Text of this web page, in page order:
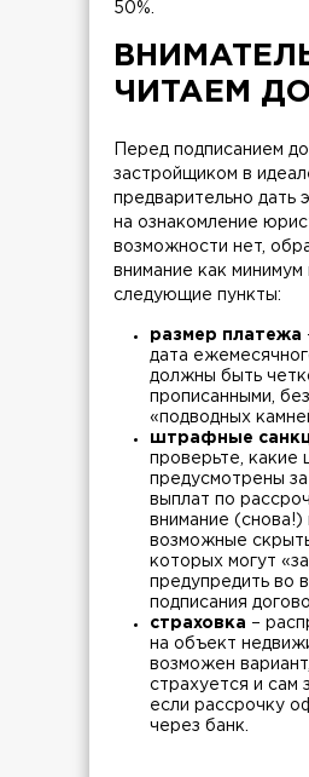
50%.
ЧИТАЕМ
Перед подписанием
застройщиком в
предварительно дать
на ознакомление
возможности нет,
внимание как минимум
следующие пункты:
размер платежа
дата
должны быть
прописанными,
«подводных
штрафные
проверьте,
предусмотрены
выплат по
внимание (снова!)
возможные
которых могут
предупредить во
подписания
страховка –
на объект
возможен
страхуется и сам
если рассрочку
через банк.